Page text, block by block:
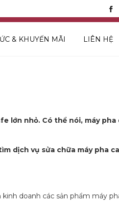
& KHUYẾN MÃI LIÊN HỆ
lớn nhỏ. Có thể nói, máy
dịch vụ sửa chữa máy pha
doanh các sản phẩm máy